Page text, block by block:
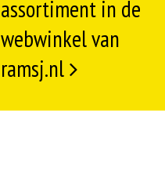
assortiment in de
webwinkel van
ramsj.nl